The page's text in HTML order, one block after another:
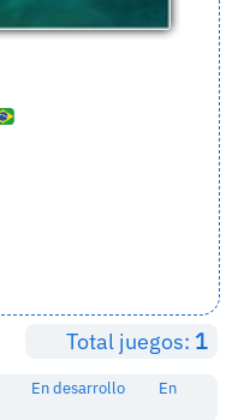
Total juegos: 1
En desarrollo
En